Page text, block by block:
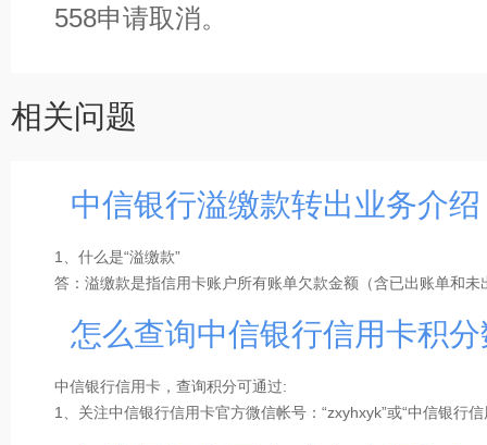
558申请取消。
相关问题
中信银行溢缴款转出业务介绍
1、什么是“溢缴款”
答：溢缴款是指信用卡账户所有账单欠款金额（含已出账单和
答：溢缴款留存于信用卡账户中，不计利息，但安全性高，可
卡、转至同名借记卡（含他行）。
怎么查询中信银行信用卡积
中信银行信用卡，查询积分可通过:
1、关注中信银行信用卡官方微信帐号：“zxyhxyk”或“中信银行信